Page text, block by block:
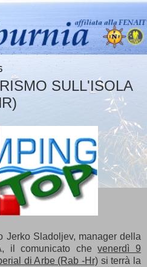
SULL'ISOLA
Jerko Sladoljev, manager della
il comunicato chevenerdì 9
di Arbe (Rab -Hr)si terrà la